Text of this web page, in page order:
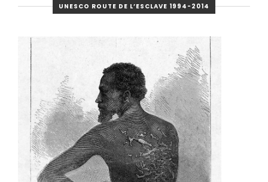
UNESCO ROUTE DE L’ESCLAVE 1994-2014